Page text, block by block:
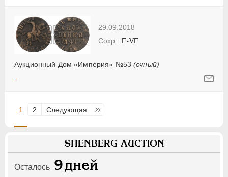
29.09.2018
Аукционный Дом «Империя» №53(очный)
F-VF
-
1 2 Следующая Последняя
SHENBERG AUCTION
Осталось 9дней